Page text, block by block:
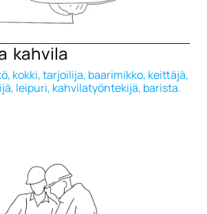
kahvila
kokki, tarjoilija, baarimikko, keittäjä,
leipuri, kahvilatyöntekijä, barista.